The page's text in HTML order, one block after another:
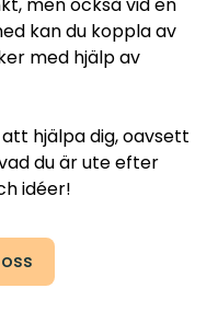
kan du koppla av
med hjälp av
hjälpa dig, oavsett
du är ute efter
idéer!